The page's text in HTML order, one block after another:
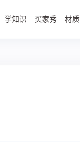
学知识 买家秀 材质